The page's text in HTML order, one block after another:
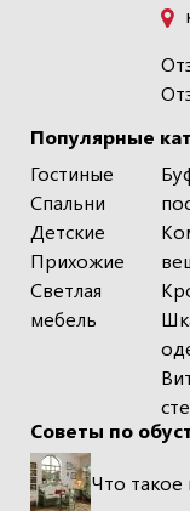
Популярные
Гостиные
Спальни
Детские
Прихожие
Светлая
мебель
Советы по
Что такое